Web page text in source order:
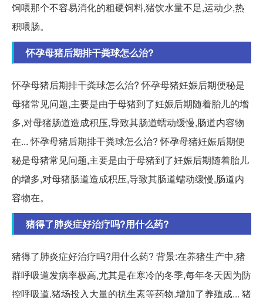
饲喂那个不容易消化的粗硬饲料,猪饮水量不足,运动少,热
积喂肠。
怀孕母猪后期排干粪球怎么治?
怀孕母猪后期排干粪球怎么治? 怀孕母猪妊娠后期便秘是
母猪常见问题,主要是由于母猪到了妊娠后期随着胎儿的增
多,对母猪肠道造成积压,导致其肠道蠕动缓慢,肠道内容物
在... 怀孕母猪后期排干粪球怎么治? 怀孕母猪妊娠后期便
秘是母猪常见问题,主要是由于母猪到了妊娠后期随着胎儿
的增多,对母猪肠道造成积压,导致其肠道蠕动缓慢,肠道内
容物在。
猪得了肺炎症好治疗吗?用什么药?
猪得了肺炎症好治疗吗?用什么药? 背景:在养猪生产中,猪
群呼吸道发病率极高,尤其是在寒冷的冬季,每年冬天因为防
控呼吸道,猪场投入大量的抗生素等药物,增加了养殖成... 猪